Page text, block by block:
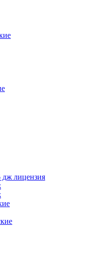
дж лицензия